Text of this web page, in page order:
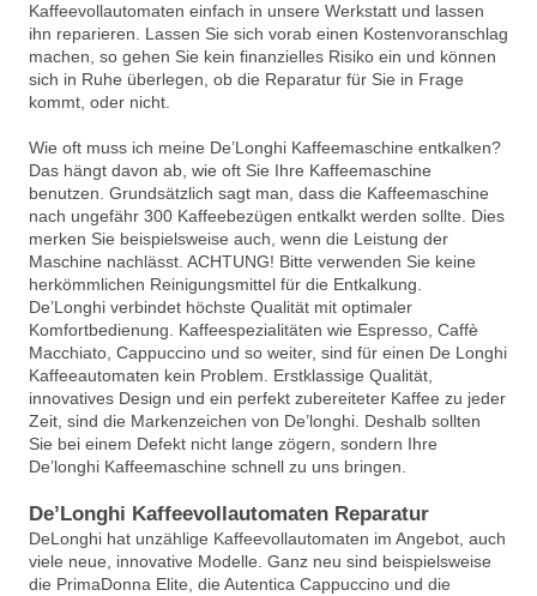
Kaffeevollautomaten einfach in unsere Werkstatt und lassen
ihn reparieren. Lassen Sie sich vorab einen Kostenvoranschlag
machen, so gehen Sie kein finanzielles Risiko ein und können
sich in Ruhe überlegen, ob die Reparatur für Sie in Frage
kommt, oder nicht.
Wie oft muss ich meine De’Longhi Kaffeemaschine entkalken?
Das hängt davon ab, wie oft Sie Ihre Kaffeemaschine
benutzen. Grundsätzlich sagt man, dass die Kaffeemaschine
nach ungefähr 300 Kaffeebezügen entkalkt werden sollte. Dies
merken Sie beispielsweise auch, wenn die Leistung der
Maschine nachlässt. ACHTUNG! Bitte verwenden Sie keine
herkömmlichen Reinigungsmittel für die Entkalkung.
De’Longhi verbindet höchste Qualität mit optimaler
Komfortbedienung. Kaffeespezialitäten wie Espresso, Caffè
Macchiato, Cappuccino und so weiter, sind für einen De Longhi
Kaffeeautomaten kein Problem. Erstklassige Qualität,
innovatives Design und ein perfekt zubereiteter Kaffee zu jeder
Zeit, sind die Markenzeichen von De’longhi. Deshalb sollten
Sie bei einem Defekt nicht lange zögern, sondern Ihre
De’longhi Kaffeemaschine schnell zu uns bringen.
De’Longhi Kaffeevollautomaten Reparatur
DeLonghi hat unzählige Kaffeevollautomaten im Angebot, auch
viele neue, innovative Modelle. Ganz neu sind beispielsweise
die PrimaDonna Elite, die Autentica Cappuccino und die